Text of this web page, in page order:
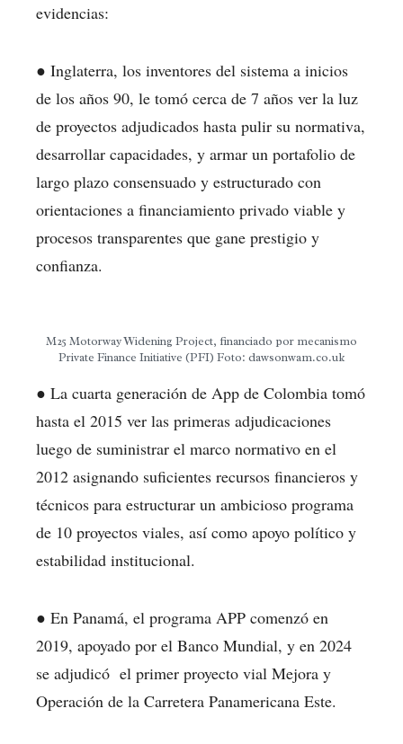
evidencias:
● Inglaterra, los inventores del sistema a inicios
de los años 90, le tomó cerca de 7 años ver la luz
de proyectos adjudicados hasta pulir su normativa,
desarrollar capacidades, y armar un portafolio de
largo plazo consensuado y estructurado con
orientaciones a financiamiento privado viable y
procesos transparentes que gane prestigio y
confianza.
M25 Motorway Widening Project, financiado por mecanismo
Private Finance Initiative (PFI) Foto: dawsonwam.co.uk
● La cuarta generación de App de Colombia tomó
hasta el 2015 ver las primeras adjudicaciones
luego de suministrar el marco normativo en el
2012 asignando suficientes recursos financieros y
técnicos para estructurar un ambicioso programa
de 10 proyectos viales, así como apoyo político y
estabilidad institucional.
● En Panamá, el programa APP comenzó en
2019, apoyado por el Banco Mundial, y en 2024
se adjudicó el primer proyecto vial Mejora y
Operación de la Carretera Panamericana Este.